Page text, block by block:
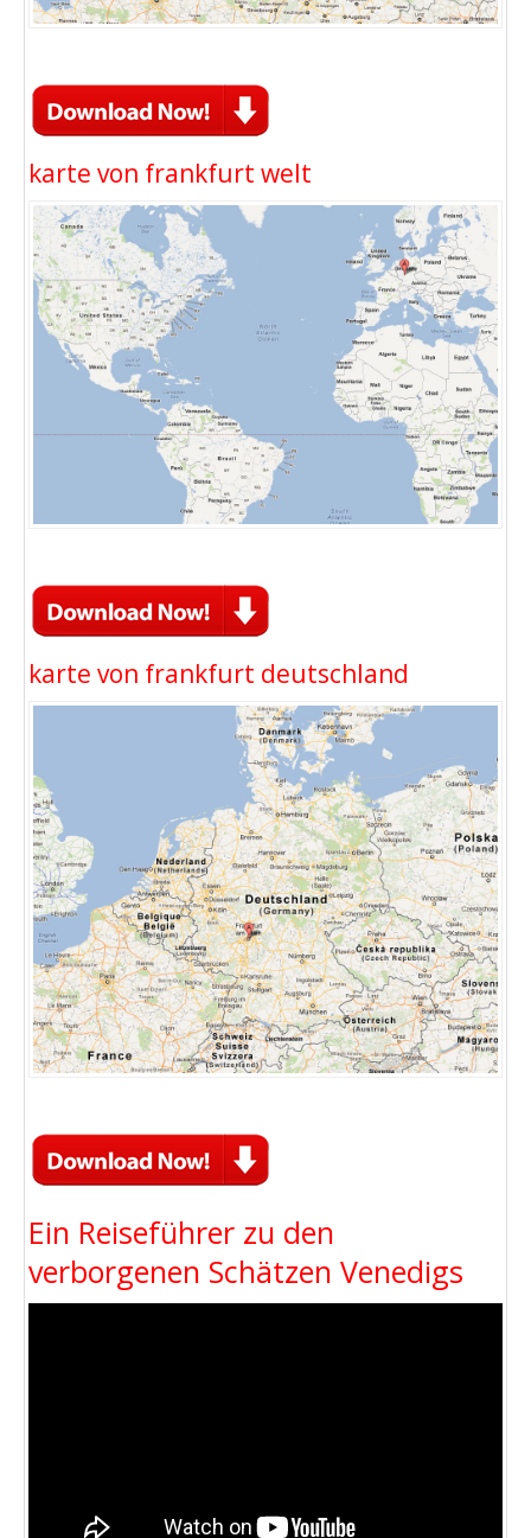
karte von frankfurt welt
karte von frankfurt deutschland
Ein Reiseführer zu den
verborgenen Schätzen Venedigs